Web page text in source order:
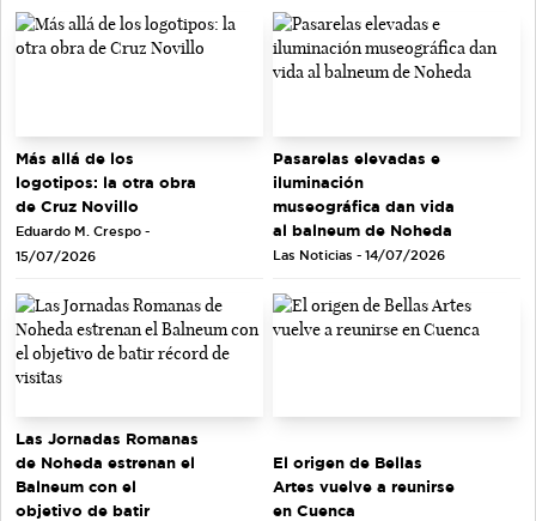
Más allá de los
logotipos: la otra obra
de Cruz Novillo
Eduardo M. Crespo -
15/07/2026
Pasarelas elevadas e
iluminación
museográfica dan vida
al balneum de Noheda
Las Noticias - 14/07/2026
Las Jornadas Romanas
de Noheda estrenan el
Balneum con el
objetivo de batir
El origen de Bellas
Artes vuelve a reunirse
en Cuenca